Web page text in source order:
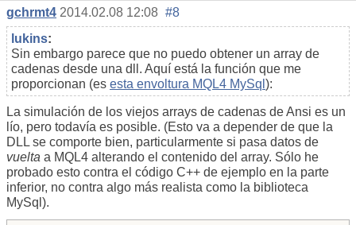
gchrmt4 2014.02.08 12:08 #8
lukins:
Sin embargo parece que no puedo obtener un array de
cadenas desde una dll. Aquí está la función que me
proporcionan (es esta envoltura MQL4 MySql ):
La simulación de los viejos arrays de cadenas de Ansi es un
lío, pero todavía es posible. (Esto va a depender de que la
DLL se comporte bien, particularmente si pasa datos de
vuelta a MQL4 alterando el contenido del array. Sólo he
probado esto contra el código C++ de ejemplo en la parte
inferior, no contra algo más realista como la biblioteca
MySql).